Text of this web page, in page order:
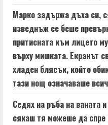
Марко задържа дъха си,
изведнъж се беше
притисната към лицето
върху мишката. Екранът
хладен блясък, който
тази нощ означаваше
Седях на ръба на ваната
сякаш тя можеше да спре